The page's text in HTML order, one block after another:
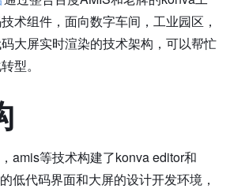
术组件，面向数字车间，工业园区，
大屏实时渲染的技术架构，可以帮忙
型。
amis等技术构建了konva editor和
低代码界面和大屏的设计开发环境，